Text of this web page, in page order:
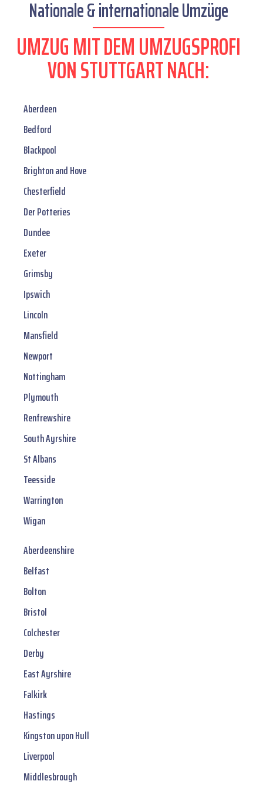
Nationale & internationale Umzüge
UMZUG MIT DEM UMZUGSPROFI
VON STUTTGART NACH:
Aberdeen
Bedford
Blackpool
Brighton and Hove
Chesterfield
Der Potteries
Dundee
Exeter
Grimsby
Ipswich
Lincoln
Mansfield
Newport
Nottingham
Plymouth
Renfrewshire
South Ayrshire
St Albans
Teesside
Warrington
Wigan
Aberdeenshire
Belfast
Bolton
Bristol
Colchester
Derby
East Ayrshire
Falkirk
Hastings
Kingston upon Hull
Liverpool
Middlesbrough